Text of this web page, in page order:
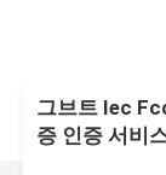
그브트 Iec
증 인증 서비